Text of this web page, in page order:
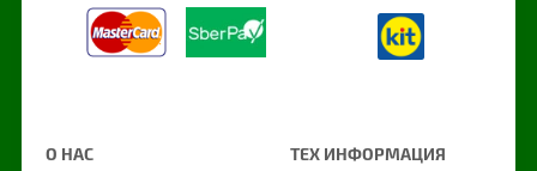
О НАС ТЕХ ИНФОРМАЦИЯ